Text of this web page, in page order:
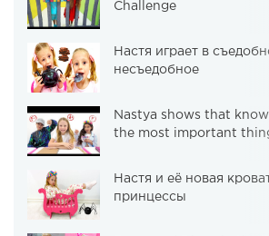
Challenge
Настя играет в
несъедобное
Nastya shows that
the most important
Настя и её новая
принцессы